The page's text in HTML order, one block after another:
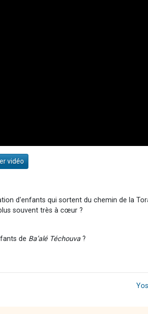
vidéo
d'enfants qui sortent du chemin de la
souvent très à cœur ?
de Ba’alé Téchouva?